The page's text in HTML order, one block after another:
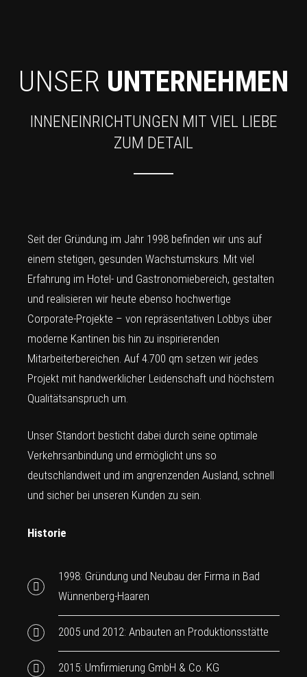
UNSER UNTERNEHMEN
INNENEINRICHTUNGEN MIT VIEL LIEBE
ZUM DETAIL
Seit der Gründung im Jahr 1998 befinden wir uns auf
einem stetigen, gesunden Wachstumskurs. Mit viel
Erfahrung im Hotel- und Gastronomiebereich, gestalten
und realisieren wir heute ebenso hochwertige
Corporate-Projekte – von repräsentativen Lobbys über
moderne Kantinen bis hin zu inspirierenden
Mitarbeiterbereichen. Auf 4.700 qm setzen wir jedes
Projekt mit handwerklicher Leidenschaft und höchstem
Qualitätsanspruch um.
Unser Standort besticht dabei durch seine optimale
Verkehrsanbindung und ermöglicht uns so
deutschlandweit und im angrenzenden Ausland, schnell
und sicher bei unseren Kunden zu sein.
Historie
1998: Gründung und Neubau der Firma in Bad
Wünnenberg-Haaren
2005 und 2012: Anbauten an Produktionsstätte
2015: Umfirmierung GmbH & Co. KG